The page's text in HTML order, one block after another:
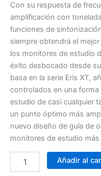
Con su respuesta de
amplificación con
funciones de
siempre obtendrá el
los monitores de estudio
éxito desbocado desde
basa en la serie Eris XT,
controlados en una
estudio de casi cualquier
un punto óptimo más
nuevo diseño de guía de
monitores de estudio
Añadir al